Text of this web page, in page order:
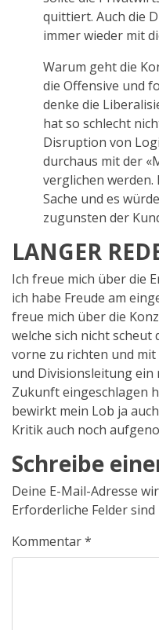
quittiert. Auch die
immer wieder mit
Warum geht die
die Offensive und
denke die
hat so schlecht
Disruption von
durchaus mit der
verglichen
Sache und es
zugunsten der
LANGER
Ich freue mich über die
ich habe Freude am
freue mich über die
welche sich nicht scheut
vorne zu richten und
und Divisionsleitung ein
Zukunft eingeschlagen
bewirkt mein Lob ja
Kritik auch noch
Schreibe
Deine E-Mail-Adresse
Erforderliche Felder
Kommentar*